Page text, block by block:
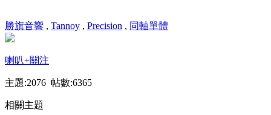
勝旗音響 , Tannoy , Precision , 同軸單體
喇叭+關注
主題:2076 帖數:6365
相關主題